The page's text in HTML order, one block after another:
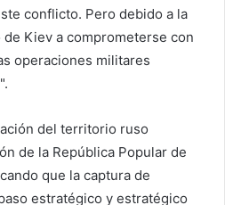
conflicto. Pero debido a la
Kiev a comprometerse con
operaciones militares
del territorio ruso
de la República Popular de
que la captura de
estratégico y estratégico